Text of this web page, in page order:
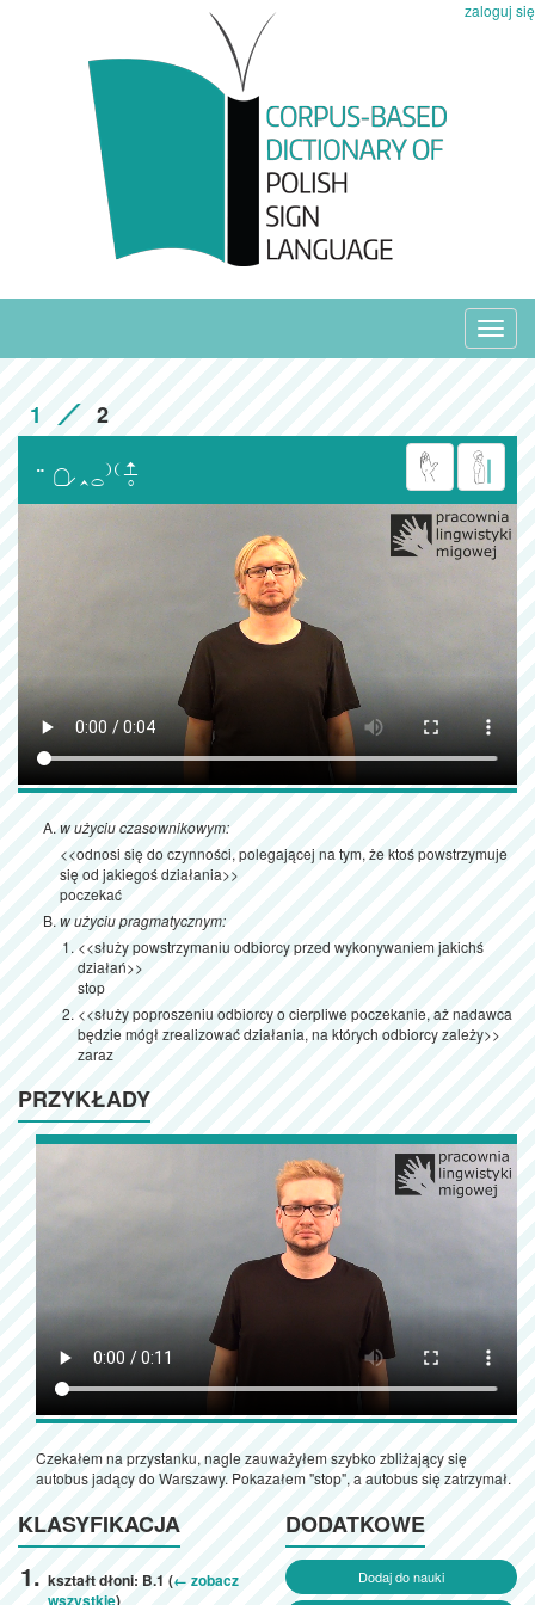
zaloguj się
1 2

w użyciu czasownikowym:
<<odnosi się do czynności, polegającej na tym, że ktoś powstrzymuje
się od jakiegoś działania>>
poczekać
w użyciu pragmatycznym:
<<służy powstrzymaniu odbiorcy przed wykonywaniem jakichś
działań>>
stop
<<służy poproszeniu odbiorcy o cierpliwe poczekanie, aż nadawca
będzie mógł zrealizować działania, na których odbiorcy zależy>>
zaraz
PRZYKŁADY
Czekałem na przystanku, nagle zauważyłem szybko zbliżający się
autobus jadący do Warszawy. Pokazałem "stop", a autobus się zatrzymał.
KLASYFIKACJA
kształt dłoni: B.1 (← zobacz
wszystkie)
DODATKOWE
Dodaj do nauki